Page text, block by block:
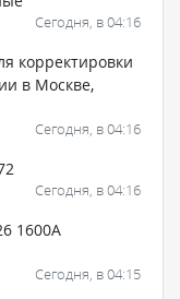
Сегодня, в 04:16
корректировки
в Москве,
Сегодня, в 04:16
Сегодня, в 04:16
1600А
Сегодня, в 04:15